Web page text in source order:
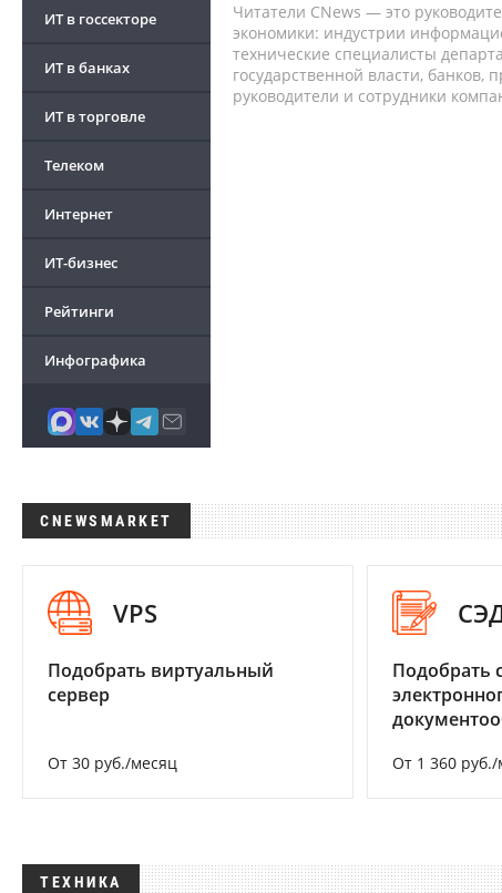
ИТ в госсекторе
ИТ в банках
ИТ в торговле
Телеком
Интернет
ИТ-бизнес
Рейтинги
Инфографика
Читатели CNews — это
экономики: индустрии
технические специалисты
государственной власти,
руководители и сотрудники
CNEWSMARKET
VPS
Подобрать виртуальный
сервер
От 30 руб./месяц
Подобрать
От 1 360 руб./
ТЕХНИКА